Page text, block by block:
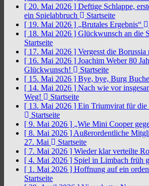
[ 20. Mai 2026 ] Deftige Schlappe,
ein Spielabbruch
Startseite
[ 19. Mai 2026 ] „Brutales Ergebnis“
[ 18. Mai 2026 ] Glückwunsch an die
Startseite
[ 17. Mai 2026 ] Vergesst die Borussia
[ 16. Mai 2026 ] Joachim Weber 80
Glückwunsch!
Startseite
[ 15. Mai 2026 ] Bye, bye, Burg
[ 14. Mai 2026 ] Nach wie vor
Weg!
Startseite
[ 13. Mai 2026 ] Ein Triumvirat für die
Startseite
[ 9. Mai 2026 ] „Wie Mini Cooper
[ 8. Mai 2026 ] Außerordentliche
27. Mai
Startseite
[ 7. Mai 2026 ] Wieder klar verteilte
[ 4. Mai 2026 ] Spiel in Limbach früh
[ 1. Mai 2026 ] Hoffnung auf ein
Startseite